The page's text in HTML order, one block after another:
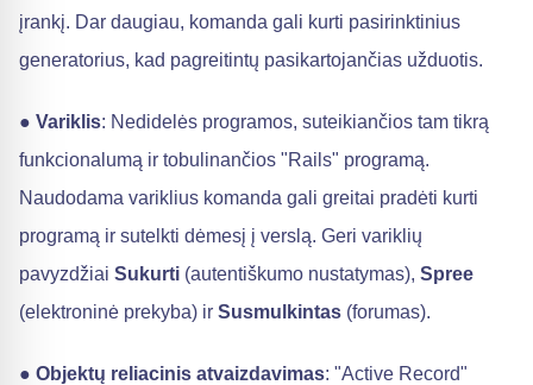
įrankį. Dar daugiau, komanda gali kurti pasirinktinius
generatorius, kad pagreitintų pasikartojančias užduotis.
● Variklis: Nedidelės programos, suteikiančios tam tikrą
funkcionalumą ir tobulinančios "Rails" programą.
Naudodama variklius komanda gali greitai pradėti kurti
programą ir sutelkti dėmesį į verslą. Geri variklių
pavyzdžiai Sukurti (autentiškumo nustatymas), Spree
(elektroninė prekyba) ir Susmulkintas (forumas).
● Objektų reliacinis atvaizdavimas: "Active Record"